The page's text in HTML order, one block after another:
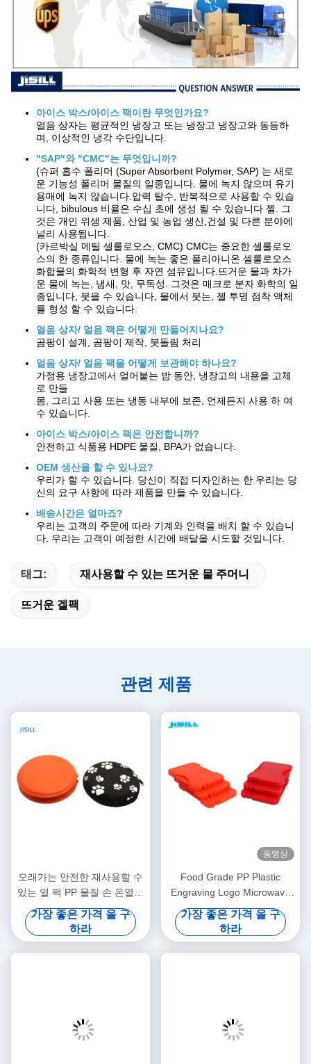
아이스 박스/아이스 팩이란 무엇인가요?
얼음 상자는 평균적인 냉장고 또는 냉장고 냉장고와 동등하
며, 이상적인 냉각 수단입니다.
"SAP"와 "CMC"는 무엇입니까?
(슈퍼 흡수 폴리머 (Super Absorbent Polymer, SAP) 는 새로
운 기능성 폴리머 물질의 일종입니다. 물에 녹지 않으며 유기
용매에 녹지 않습니다.압력 탈수, 반복적으로 사용할 수 있습
니다, bibulous 비율은 수십 초에 생성 될 수 있습니다 젤. 그
것은 개인 위생 제품, 산업 및 농업 생산,건설 및 다른 분야에
널리 사용됩니다.
(카르박실 메틸 셀룰로오스, CMC) CMC는 중요한 셀룰로오
스의 한 종류입니다. 물에 녹는 좋은 폴리아니온 셀룰로오스
화합물의 화학적 변형 후 자연 섬유입니다.뜨거운 물과 차가
운 물에 녹는, 냄새, 맛, 무독성. 그것은 매크로 분자 화학의 일
종입니다, 붓을 수 있습니다, 물에서 붓는, 젤 투명 점착 액체
를 형성 할 수 있습니다.
얼음 상자/ 얼음 팩은 어떻게 만들어지나요?
곰팡이 설계, 곰팡이 제작, 붓돌림 처리
얼음 상자/ 얼음 팩을 어떻게 보관해야 하나요?
가정용 냉장고에서 얼어붙는 밤 동안, 냉장고의 내용을 고체
로 만들
몸, 그리고 사용 또는 냉동 내부에 보존, 언제든지 사용 하 여
수 있습니다.
아이스 박스/아이스 팩은 안전합니까?
안전하고 식품용 HDPE 물질, BPA가 없습니다.
OEM 생산을 할 수 있나요?
우리가 할 수 있습니다. 당신이 직접 디자인하는 한 우리는 당
신의 요구 사항에 따라 제품을 만들 수 있습니다.
배송시간은 얼마죠?
우리는 고객의 주문에 따라 기계와 인력을 배치 할 수 있습니
다. 우리는 고객이 예정한 시간에 배달을 시도할 것입니다.
태그: 재사용할 수 있는 뜨거운 물 주머니
뜨거운 겔팩
관련 제품
오래가는 안전한 재사용할 수
있는 열 팩 PP 물질 손 온열기
를 특화하세요
가장 좋은 가격 을 구
하라
동영상
Food Grade PP Plastic
Engraving Logo Microwave
Heat Packs Reusable Red
가장 좋은 가격 을 구
하라